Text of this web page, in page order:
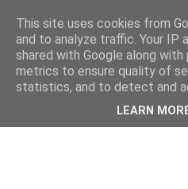
This site uses cookies from
and to analyze traffic. Your IP
shared with Google along
metrics to ensure quality of
statistics, and to detect and
LEARN